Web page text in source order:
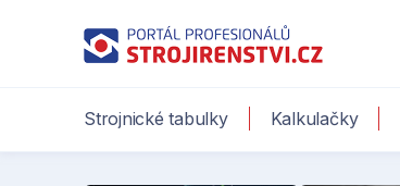
Strojnické tabulky Kalkulačky